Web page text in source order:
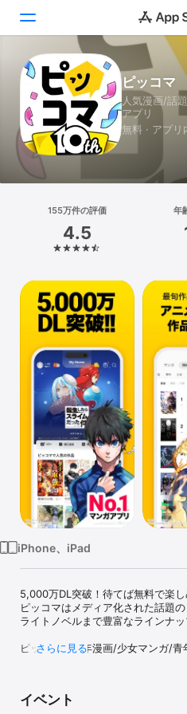
Today
ゲーム
アプリ
Arcade
検索
プラットフォーム
iPad
Mac
Watch
TV
ピッコマ
人気漫画/話
アプリ
無料 · アプリ
155万件の評価
4.5
年
iPhone、iPad
5,000万DL突破！待てば無料で楽し
ピッコマはメディア化された話題
ライトノベルまで豊富なラインナッ
ピッコマは少年漫画/少女マンガ/
さらに見る
イベント